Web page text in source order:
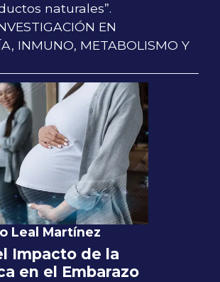
naturales”.
EN
INMUNO, METABOLISMO Y
Leal Martínez
Impacto de la
en el Embarazo